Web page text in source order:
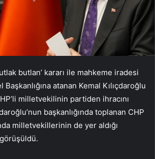
butlan’ kararı ile mahkeme iradesi
atanan Kemal Kılıçdaroğlu
milletvekilinin partiden ihracını
başkanlığında toplanan CHP
milletvekillerinin de yer aldığı